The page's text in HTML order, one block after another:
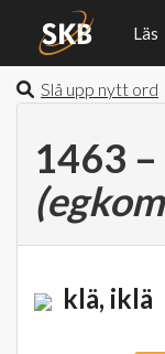
Läs
Slå upp nytt ord
1463
klä, iklä